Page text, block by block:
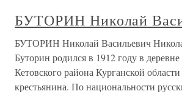
БУТОРИН Николай
БУТОРИН Николай Васильевич
Буторин родился в 1912 году в
Кетовского района Курганской
крестьянина. По национальности